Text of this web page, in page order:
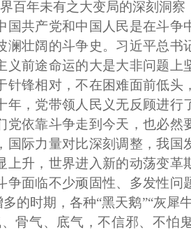
百年未有之大变局的深刻洞察
共产党和中国人民是在斗争
壮阔的斗争史。习近平总书
前途命运的大是大非问题上
锋相对，不在困难面前低头
，党带领人民义无反顾进行
依靠斗争走到今天，也必然
际力量对比深刻调整，我国
升，世界进入新的动荡变革
面临不少顽固性、多发性问
的时期，各种“黑天鹅”“灰犀
骨气、底气，不信邪、不怕